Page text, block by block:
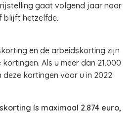
gaat volgend jaar naar
blijft hetzelfde.
en de arbeidskorting zijn
Als u meer dan 21.000
kortingen voor u in 2022
ís maximaal 2.874 euro,